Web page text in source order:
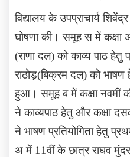
विद्यालय के उपप्राचार्य
घोषणा की। समूह स में कक्षा
(राणा दल) को काव्य पाठ हेतु
राठोड़(बिक्रम दल) को भाषण
हुआ। समूह ब में कक्षा नवमीं
ने काव्यपाठ हेतु और कक्षा
ने भाषण प्रतियोगिता हेतु
अ में 11वीं के छात्र राघव